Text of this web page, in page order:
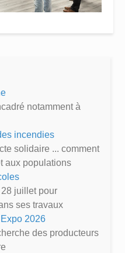
notamment à
incendies
solidaire ... comment
aux populations
juillet pour
ses travaux
2026
des producteurs